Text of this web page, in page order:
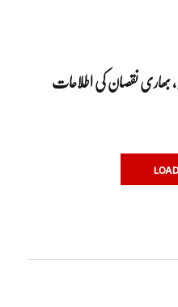
بھاری نقصان کی اطلاعات